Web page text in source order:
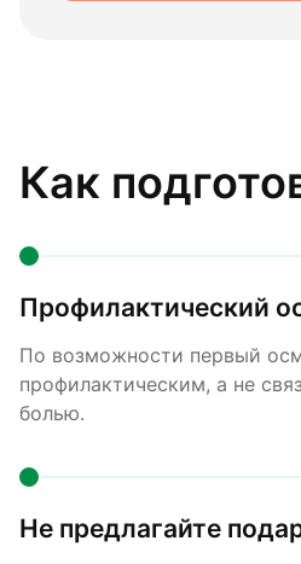
Как
Профилактический
По возможности первый
профилактическим, а не
болью.
Не предлагайте